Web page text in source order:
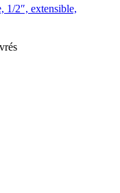
1/2″, extensible,